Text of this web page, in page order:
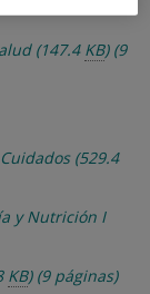
(147.4 KB)(9
(529.4
y Nutrición I
KB)(9 páginas)